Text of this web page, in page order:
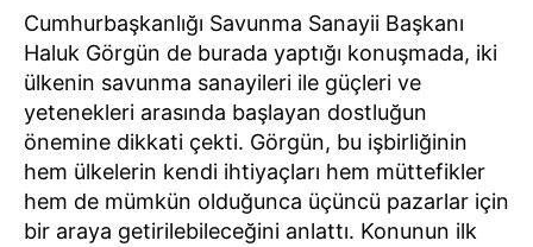
Cumhurbaşkanlığı Savunma Sanayii Başkanı
Haluk Görgün de burada yaptığı konuşmada, iki
ülkenin savunma sanayileri ile güçleri ve
yetenekleri arasında başlayan dostluğun
önemine dikkati çekti. Görgün, bu işbirliğinin
hem ülkelerin kendi ihtiyaçları hem müttefikler
hem de mümkün olduğunca üçüncü pazarlar için
bir araya getirilebileceğini anlattı. Konunun ilk